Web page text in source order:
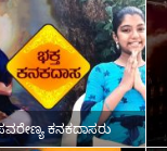
ಕನಕದಾಸರು